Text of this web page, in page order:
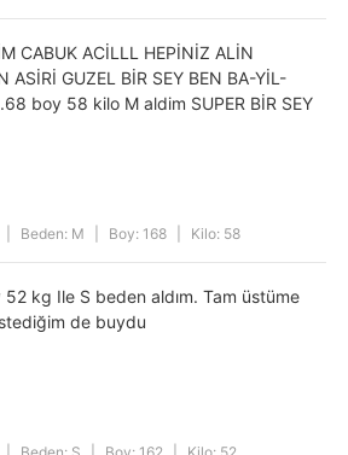
Fit
Yaka
°C sıcaklıkta yıkayınız. Ağartıcı
CABUK ACİLLL HEPİNİZ ALİN
ASİRİ GUZEL BİR SEY BEN BA-YİL-
boy 58 kilo M aldim SUPER BİR SEY
Beden: M Boy: 168 Kilo: 58
52 kg Ile S beden aldım. Tam üstüme
de buydu